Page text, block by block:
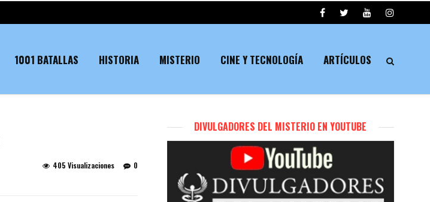
1001 BATALLAS HISTORIA MISTERIO CINE Y TECNOLOGÍA ARTÍCULOS
0
405 Visualizaciones
DIVULGADORES DEL MISTERIO EN YOUTUBE